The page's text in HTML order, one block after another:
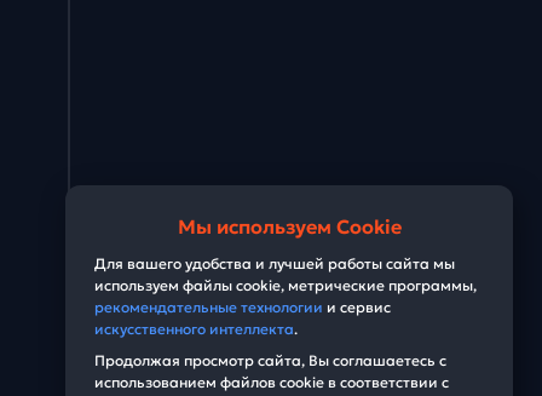
Мы используем Cookie
Для вашего удобства и лучшей работы сайта мы
используем файлы cookie, метрические программы,
рекомендательные технологии и сервис
искусственного интеллекта.
Продолжая просмотр сайта, Вы соглашаетесь с
использованием файлов cookie в соответствии с